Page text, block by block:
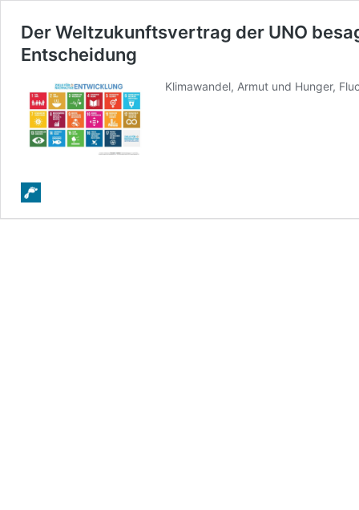
Der Weltzukunftsvertrag der UNO
Entscheidung
Klimawandel, Armut und Hunger,